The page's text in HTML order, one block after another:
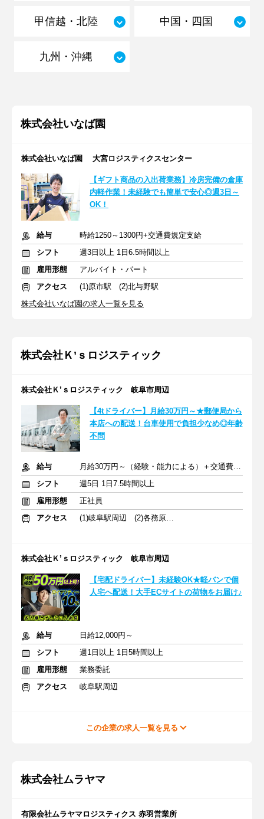
甲信越・北陸 中国・四国
九州・沖縄
株式会社いなば園
株式会社いなば園 大宮ロジスティクスセンター
【ギフト商品の入出荷業務】冷房完備の倉庫
内軽作業！未経験でも簡単で安心◎週3日～
OK！
給与
時給1250～1300円+交通費規定支給
シフト
週3日以上 1日6.5時間以上
雇用形態
アルバイト・パート
アクセス
(1)原市駅 (2)北与野駅
株式会社いなば園の求人一覧を見る
株式会社Ｋ’ｓロジスティック
株式会社Ｋ’ｓロジスティック 岐阜市周辺
【4tドライバー】月給30万円～★郵便局から
本店への配送！台車使用で負担少なめ◎年齢
不問
給与
月給30万円～（経験・能力による）＋交通費規定支給
シフト
週5日 1日7.5時間以上
雇用形態
正社員
アクセス
(1)岐阜駅周辺 (2)各務原駅 (3)岐阜駅
株式会社Ｋ’ｓロジスティック 岐阜市周辺
【宅配ドライバー】未経験OK★軽バンで個
人宅へ配送！大手ECサイトの荷物をお届け♪
給与
日給12,000円～
シフト
週1日以上 1日5時間以上
雇用形態
業務委託
アクセス
岐阜駅周辺
この企業の求人一覧を見る
株式会社ムラヤマ
有限会社ムラヤマロジスティクス 赤羽営業所